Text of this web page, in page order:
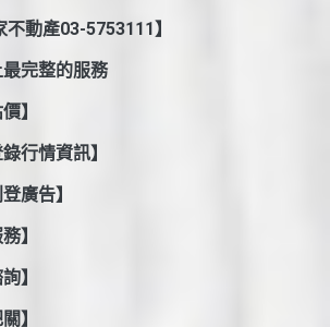
不動產03-5753111】
完整的服務
】
行情資訊】
廣告】
】
】
】